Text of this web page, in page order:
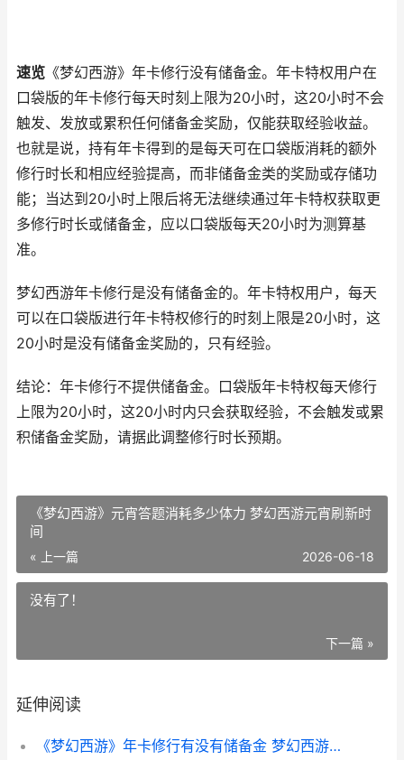
速览 《梦幻西游》年卡修行没有储备金。年卡特权用户在
口袋版的年卡修行每天时刻上限为20小时，这20小时不会
触发、发放或累积任何储备金奖励，仅能获取经验收益。
也就是说，持有年卡得到的是每天可在口袋版消耗的额外
修行时长和相应经验提高，而非储备金类的奖励或存储功
能；当达到20小时上限后将无法继续通过年卡特权获取更
多修行时长或储备金，应以口袋版每天20小时为测算基
准。
梦幻西游年卡修行是没有储备金的。年卡特权用户，每天
可以在口袋版进行年卡特权修行的时刻上限是20小时，这
20小时是没有储备金奖励的，只有经验。
结论：年卡修行不提供储备金。口袋版年卡特权每天修行
上限为20小时，这20小时内只会获取经验，不会触发或累
积储备金奖励，请据此调整修行时长预期。
《梦幻西游》元宵答题消耗多少体力 梦幻西游元宵刷新时
间
« 上一篇 2026-06-18
没有了！
下一篇 »
延伸阅读
《梦幻西游》年卡修行有没有储备金 梦幻西游年卡使用规则